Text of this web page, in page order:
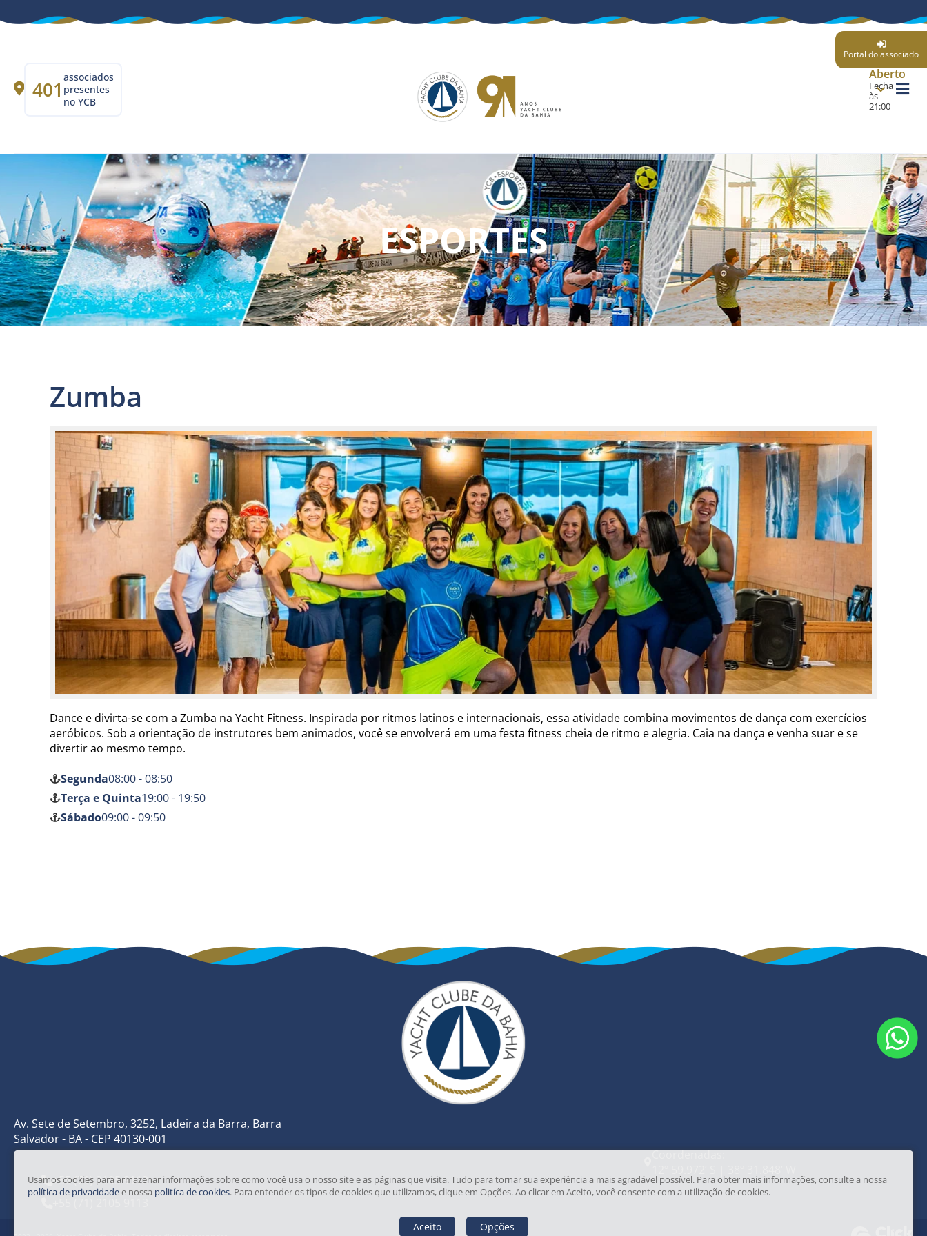
401
associados
presentes
no YCB
Aberto
Fecha
às
21:00
Portal do associado
ESPORTES
Zumba
Dance e divirta-se com a Zumba na Yacht Fitness. Inspirada por ritmos latinos e internacionais, essa atividade combina movimentos de dança com exercícios
aeróbicos. Sob a orientação de instrutores bem animados, você se envolverá em uma festa fitness cheia de ritmo e alegria. Caia na dança e venha suar e se
divertir ao mesmo tempo.
Segunda08:00 - 08:50
Terça e Quinta19:00 - 19:50
Sábado09:00 - 09:50
Av. Sete de Setembro, 3252, Ladeira da Barra, Barra
Salvador - BA - CEP 40130-001
+55 (71) 2105 9112
Coordenadas:
Usamos cookies para armazenar informações sobre como você usa o nosso site e as páginas que visita. Tudo para tornar sua experiência a mais agradável possível. Para obter mais informações, consulte a nossa
política de privacidadee nossa politíca de cookies. Para entender os tipos de cookies que utilizamos, clique em Opções. Ao clicar em Aceito, você consente com a utilização de cookies.
Aceito Opções